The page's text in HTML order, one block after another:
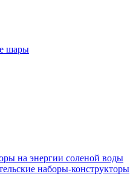
шары
на энергии соленой воды
наборы-конструкторы